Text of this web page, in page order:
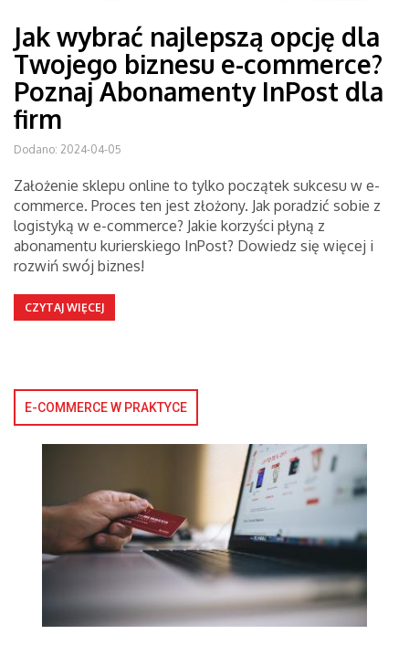
Jak wybrać najlepszą opcję dla
Twojego biznesu e-commerce?
Poznaj Abonamenty InPost dla
firm
Dodano: 2024-04-05
Założenie sklepu online to tylko początek sukcesu w e-
commerce. Proces ten jest złożony. Jak poradzić sobie z
logistyką w e-commerce? Jakie korzyści płyną z
abonamentu kurierskiego InPost? Dowiedz się więcej i
rozwiń swój biznes!
CZYTAJ WIĘCEJ
E-COMMERCE W PRAKTYCE